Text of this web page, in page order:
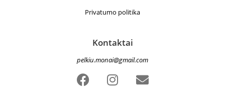
Privatumo politika
Kontaktai
pelkiu.monai@gmail.com